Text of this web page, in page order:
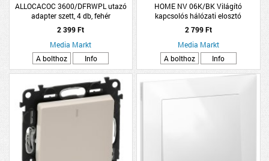
ALLOCACOC 3600/DFRWPL utazó
adapter szett, 4 db, fehér
2 399 Ft
Media Markt
A bolthoz
Info
HOME NV 06K/BK Világító
kapcsolós hálózati elosztó
2 799 Ft
Media Markt
A bolthoz
Info